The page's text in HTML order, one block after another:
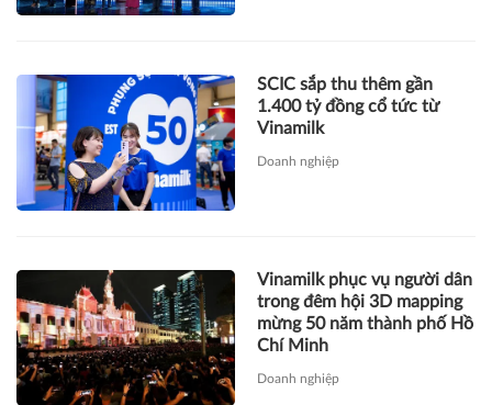
SCIC sắp thu thêm gần
1.400 tỷ đồng cổ tức từ
Vinamilk
Doanh nghiệp
Vinamilk phục vụ người dân
trong đêm hội 3D mapping
mừng 50 năm thành phố Hồ
Chí Minh
Doanh nghiệp